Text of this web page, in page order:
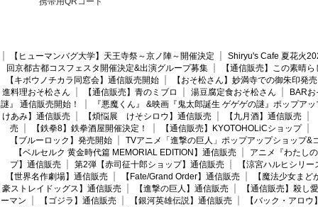
【ヒューマンバグ大学】天王寺祭～京ノ陣～開催決定
Shiryu's Cafe 夏花火
回京都古都コスフェスタ開催決定&出演グループ募集
【通信販売】この素晴
【キボウノチカラ同窓会】通信販売開始
【おそ松さん】妙満寺での御朱印発売
進料理おそ松さん
【通信販売】青のミブロ 湯豆腐定食おそ松さん
BAR
謎』 通信販売開始！
『悪魔くん』 &映画『鬼太郎誕生 ゲゲゲの謎』ポップア
けあみ】通信販売
【煩悩展 けそシロウ】通信販売 【九月酒】通信販売
売
【鉄拳8】鉄拳酒屋開催決定！ 【通信販売】KYOTOHOLiCショップ
【ブルーロック】発売開始
TVアニメ「進撃の巨人」ポップアップショップ&
【ベルセルク 黄金時代篇 MEMORIAL EDITION】通信販売
アニメ『わたし
プ】通信販売
第2弾【赤司征十郎ショップ】通信販売
【涼宮ハルヒシリ
【世界名作劇場】通信販売
【Fate/Grand Order】通信販売
【魔法少女ま
豪ストレイドッグス】通信販売
【進撃の巨人】通信販売
【通信販売】殺し愛
ーマン
【ゴジラ】通信販売 【銀河英雄伝説】通信販売
【バック・アロウ